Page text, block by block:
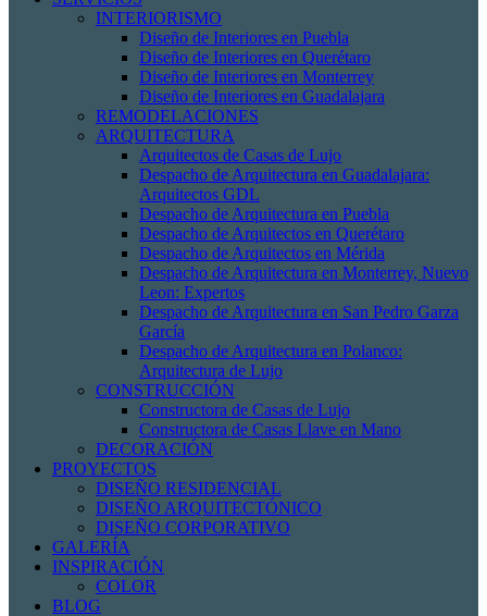
INTERIORISMO
Diseño de Interiores en Puebla
Diseño de Interiores en Querétaro
Diseño de Interiores en Monterrey
Diseño de Interiores en Guadalajara
REMODELACIONES
ARQUITECTURA
Arquitectos de Casas de Lujo
Despacho de Arquitectura en Guadalajara:
Arquitectos GDL
Despacho de Arquitectura en Puebla
Despacho de Arquitectos en Querétaro
Despacho de Arquitectos en Mérida
Despacho de Arquitectura en Monterrey, Nuevo
Leon: Expertos
Despacho de Arquitectura en San Pedro Garza
García
Despacho de Arquitectura en Polanco:
Arquitectura de Lujo
CONSTRUCCIÓN
Constructora de Casas de Lujo
Constructora de Casas Llave en Mano
DECORACIÓN
PROYECTOS
DISEÑO RESIDENCIAL
DISEÑO ARQUITECTÓNICO
DISEÑO CORPORATIVO
GALERÍA
INSPIRACIÓN
COLOR
BLOG